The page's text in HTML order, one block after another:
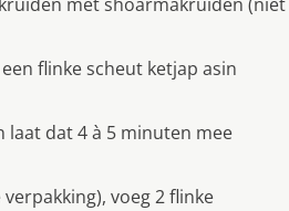
flinke scheut ketjap asin
laat dat 4 à 5 minuten mee
voeg 2 flinke